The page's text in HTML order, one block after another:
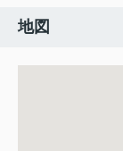
地図